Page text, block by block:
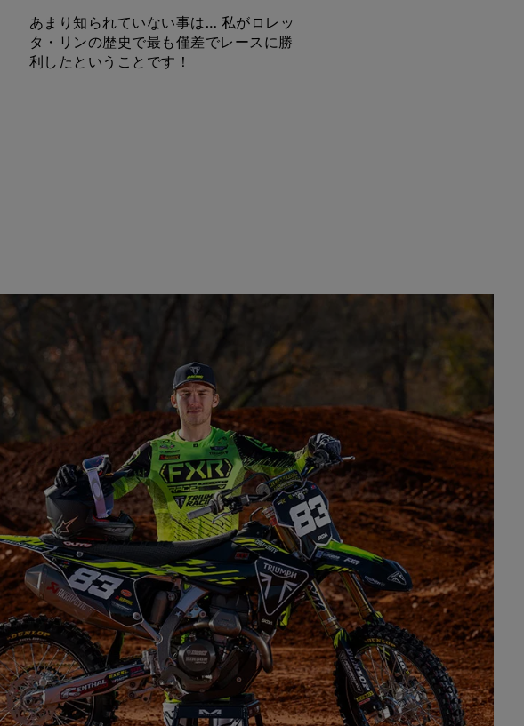
あまり知られていない事は… 私がロレッ
タ・リンの歴史で最も僅差でレースに勝
利したということです！